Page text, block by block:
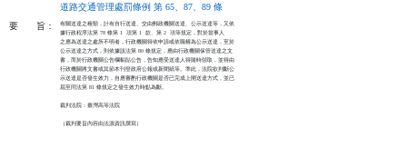
道路交通管理處罰條例 第 65、87、89 條
要
旨：
有關送達之種類，計有自行送達、交由郵政機關送達、公示送達等，又依
據行政程序法第 78 條第 1  項第 1  款、第 2  項等規定，對於當事人
之應為送達之處所不明者，行政機關得依申請或依職權為公示送達，至於
公示送達之方式，則依據該法第 80 條規定，應由行政機關保管送達之文
書，而於行政機關公告欄黏貼公告，告知應受送達人得隨時領取，並得由
行政機關將文書或其節本刊登政府公報或新聞紙等。準此，法院欲判斷公
示送達是否發生效力，自應審酌行政機關是否已完成上開送達方式，並已
屆至同法第 81 條規定之發生效力時點為斷。
裁判法院：臺灣高等法院
（裁判要旨內容由法源資訊撰寫）